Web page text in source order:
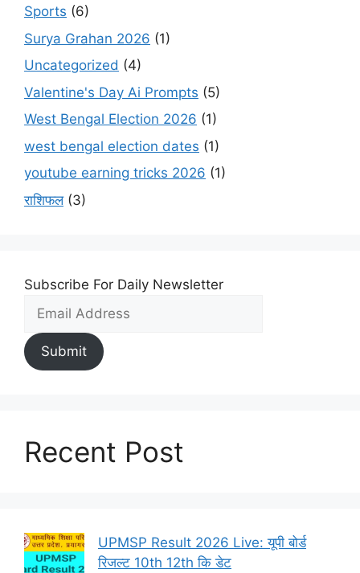
Sports (6)
Surya Grahan 2026 (1)
Uncategorized (4)
Valentine's Day Ai Prompts (5)
West Bengal Election 2026 (1)
west bengal election dates (1)
youtube earning tricks 2026 (1)
राशिफल(3)
Subscribe For Daily Newsletter
Submit
Recent Post
UPMSP Result 2026 Live: यूपी बोर्ड
रिजल्ट 10th 12th कि डेट